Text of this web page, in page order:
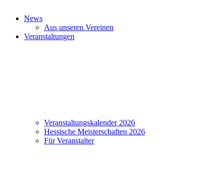
News
Aus unseren Vereinen
Veranstaltungen
Veranstaltungskalender 2026
Hessische Meisterschaften 2026
Für Veranstalter